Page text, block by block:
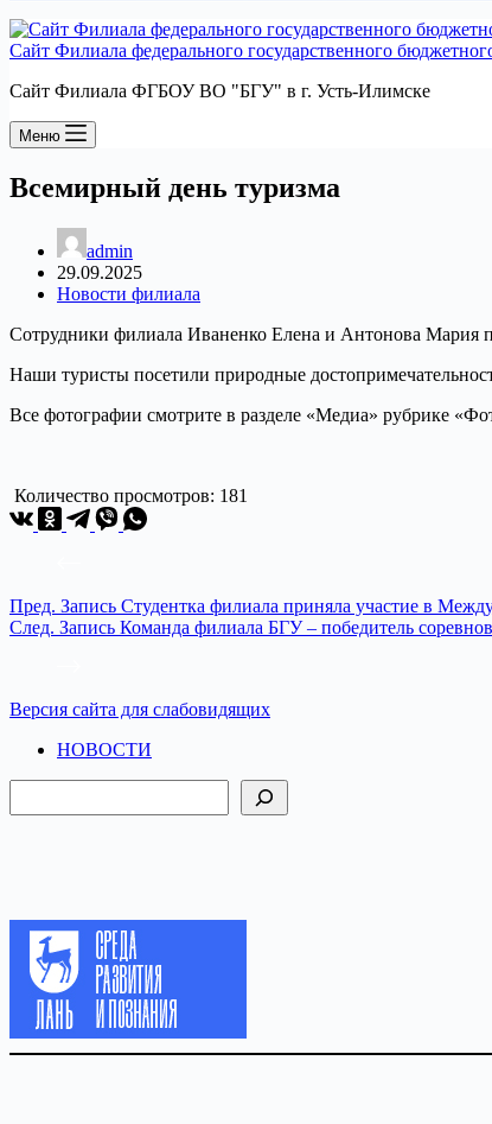
Сайт Филиала федерального государственного
Сайт Филиала ФГБОУ ВО "БГУ" в г. Усть-Илимске
Меню
Всемирный день туризма
admin
29.09.2025
Новости филиала
Сотрудники филиала Иваненко Елена и Антонова Мария
Наши туристы посетили природные
Все фотографии смотрите в разделе «Медиа» рубрике
Количество просмотров: 181
Пред. Запись Студентка филиала приняла участие в
След. Запись Команда филиала БГУ – победитель
Версия сайта для слабовидящих
НОВОСТИ